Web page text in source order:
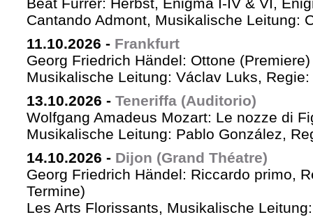
Cantando Admont, Musikalische Leitung:
11.10.2026 - Frankfurt
Georg Friedrich Händel: Ottone (Premiere)
Musikalische Leitung: Václav Luks,
13.10.2026 - Teneriffa (Auditorio)
Wolfgang Amadeus Mozart: Le nozze di
Musikalische Leitung: Pablo González,
14.10.2026 - Dijon (Grand Théatre)
Georg Friedrich Händel: Riccardo primo,
Termine)
Les Arts Florissants, Musikalische